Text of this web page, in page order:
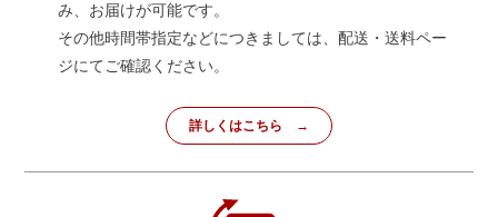
み、お届けが可能です。
その他時間帯指定などにつきましては、配送・送料ペー
ジにてご確認ください。
詳しくはこちら